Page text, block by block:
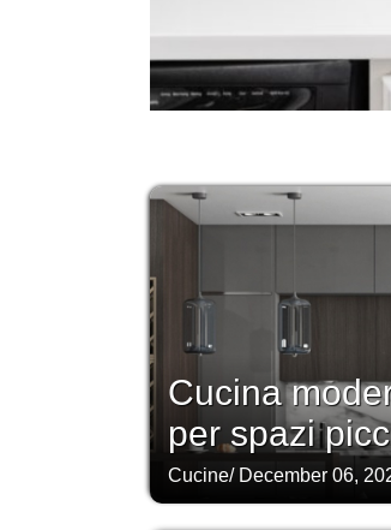
Cucina
per spazi
Cucine/ December 06,